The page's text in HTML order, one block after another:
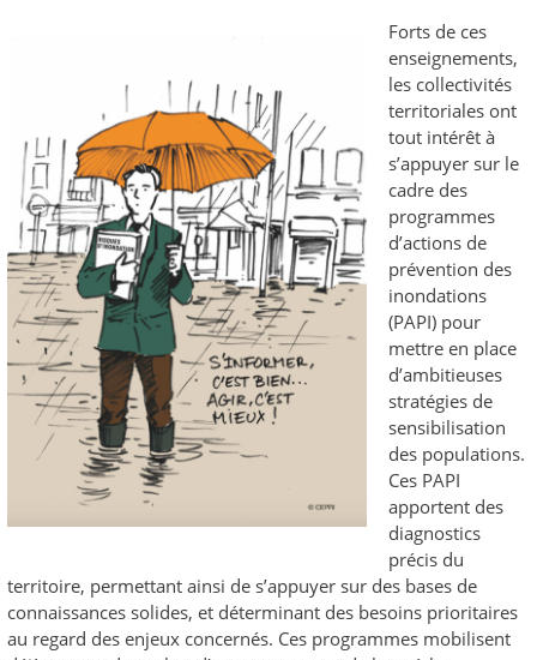
Forts de ces
enseignements,
les collectivités
territoriales ont
tout intérêt à
s’appuyer sur le
cadre des
programmes
d’actions de
prévention des
inondations
(PAPI) pour
mettre en place
d’ambitieuses
stratégies de
sensibilisation
des populations.
Ces PAPI
apportent des
diagnostics
précis du
territoire, permettant ainsi de s’appuyer sur des bases de
connaissances solides, et déterminant des besoins prioritaires
au regard des enjeux concernés. Ces programmes mobilisent